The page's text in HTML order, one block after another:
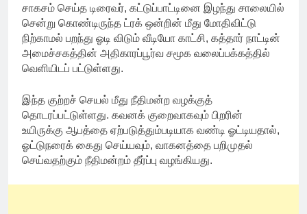
சாகசம் செய்த டிரைவர், கட்டுப்பாட்டினை இழந்து சாலையில்
சென்று கொண்டிருந்த ட்ரக் ஒன்றின் மீது மோதிவிட்டு
நிற்காமல் பறந்து ஓடி விடும் வீடியோ காட்சி, கத்தார் நாட்டின்
அமைச்சகத்தின் அதிகாரப்பூர்வ சமூக வலைப்பக்கத்தில்
வெளியிடப் பட்டுள்ளது.
இந்த குற்றச் செயல் மீது நீதிமன்ற வழக்குத்
தொடரப்பட்டுள்ளது. கவனக் குறைவாகவும் பிறரின்
உயிருக்கு ஆபத்தை ஏற்படுத்தும்படியாக வண்டி ஓட்டியதால்,
ஓட்டுநரைக் கைது செய்யவும், வாகனத்தை பறிமுதல்
செய்வதற்கும் நீதிமன்றம் தீர்ப்பு வழங்கியது.